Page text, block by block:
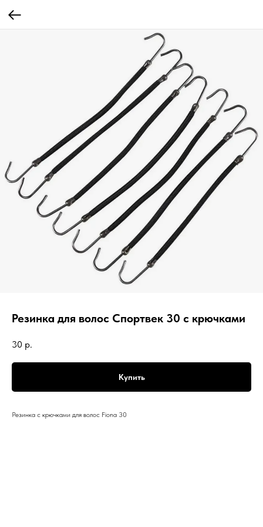
Резинка для волос Спортвек 30 с крючками
30 р.
Купить
Резинка с крючками для волос Fiona 30